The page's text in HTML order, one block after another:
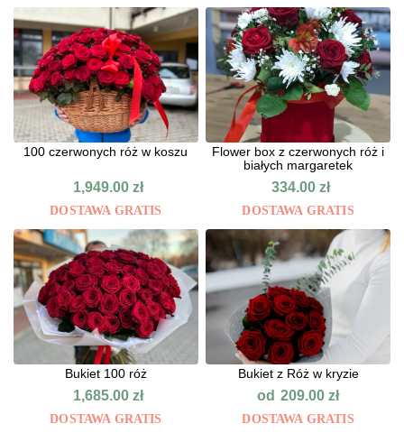
100 czerwonych róż w koszu
1,949.00zł
DOSTAWA GRATIS
Flower box z czerwonych róż i
białych margaretek
334.00zł
DOSTAWA GRATIS
Bukiet 100 róż
1,685.00zł
DOSTAWA GRATIS
Bukiet z Róż w kryzie
od 209.00zł
DOSTAWA GRATIS